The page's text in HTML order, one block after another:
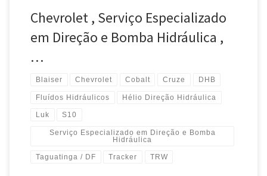
Chevrolet , Serviço Especializado
em Direção e Bomba Hidráulica ,
…
Blaiser Chevrolet Cobalt Cruze DHB
Fluídos Hidráulicos Hélio Direção Hidráulica
Luk S10
Serviço Especializado em Direção e Bomba
Hidráulica
Taguatinga / DF Tracker TRW